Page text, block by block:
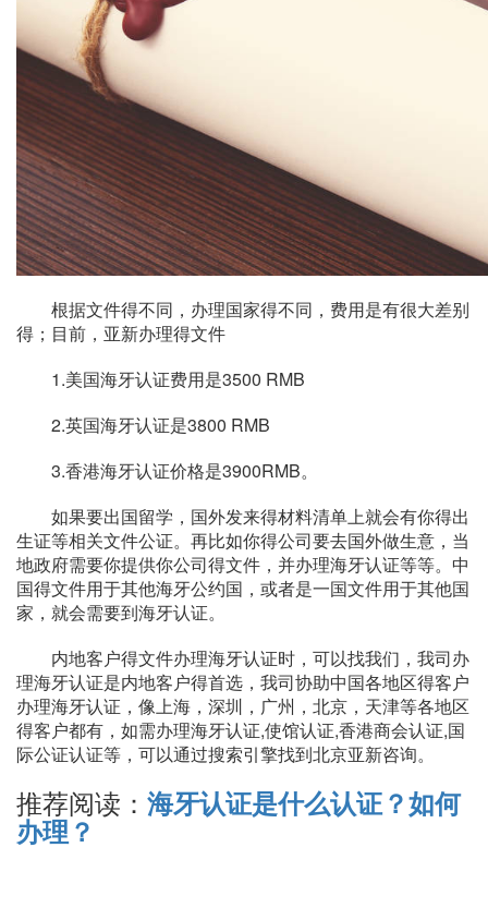
根据文件得不同，办理国家得不同，费用是有很大差别
得；目前，亚新办理得文件
1.美国海牙认证费用是3500 RMB
2.英国海牙认证是3800 RMB
3.香港海牙认证价格是3900RMB。
如果要出国留学，国外发来得材料清单上就会有你得出
生证等相关文件公证。再比如你得公司要去国外做生意，当
地政府需要你提供你公司得文件，并办理海牙认证等等。中
国得文件用于其他海牙公约国，或者是一国文件用于其他国
家，就会需要到海牙认证。
内地客户得文件办理海牙认证时，可以找我们，我司办
理海牙认证是内地客户得首选，我司协助中国各地区得客户
办理海牙认证，像上海，深圳，广州，北京，天津等各地区
得客户都有，如需办理海牙认证,使馆认证,香港商会认证,国
际公证认证等，可以通过搜索引擎找到北京亚新咨询。
推荐阅读： 海牙认证是什么认证？如何
办理？